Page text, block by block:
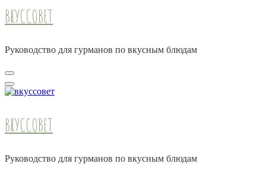
ВКУССОВЕТ
Руководство для гурманов по вкусным блюдам
ВКУССОВЕТ
Руководство для гурманов по вкусным блюдам